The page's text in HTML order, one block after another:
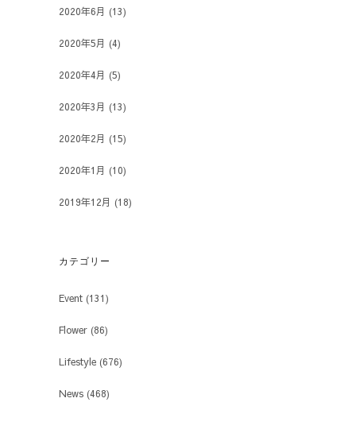
2020年6月 (13)
2020年5月 (4)
2020年4月 (5)
2020年3月 (13)
2020年2月 (15)
2020年1月 (10)
2019年12月 (18)
カテゴリー
Event (131)
Flower (86)
Lifestyle (676)
News (468)